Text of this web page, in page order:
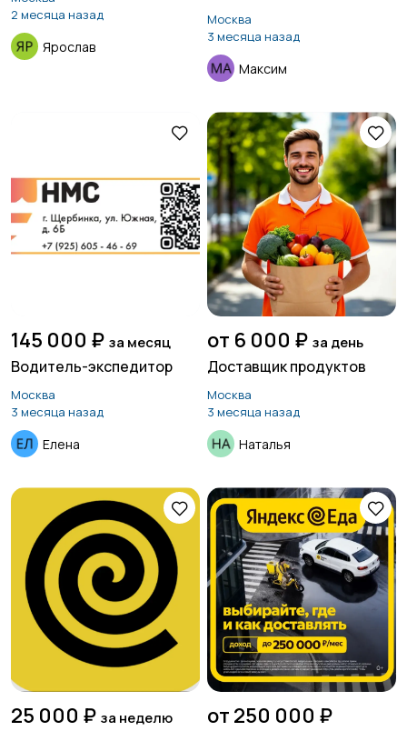
2 месяца назад
Ярослав
оплата!
Москва
3 месяца назад
Максим
145 000 ₽ за месяц
Водитель-экспедитор
Москва
3 месяца назад
Елена
от 6 000 ₽ за день
Доставщик продуктов
Москва
3 месяца назад
Наталья
25 000 ₽ за неделю от 250 000 ₽